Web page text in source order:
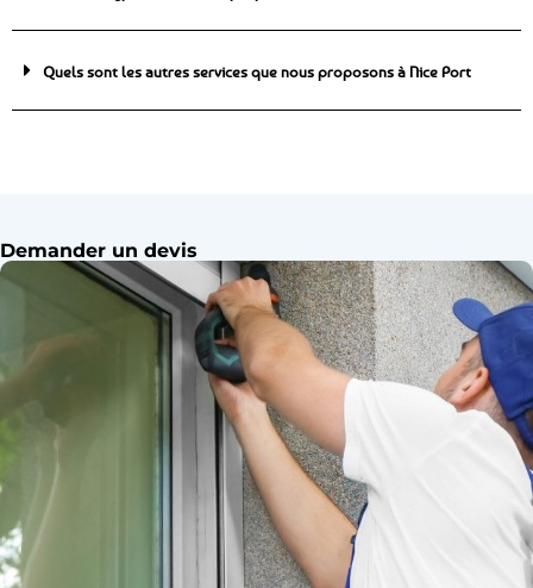
Quels sont les autres services que nous proposons à Nice Port
Demander un devis